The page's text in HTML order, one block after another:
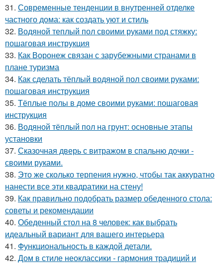
31. Современные тенденции в внутренней отделке
частного дома: как создать уют и стиль
32. Водяной теплый пол своими руками под стяжку:
пошаговая инструкция
33. Как Воронеж связан с зарубежными странами в
плане туризма
34. Как сделать тёплый водяной пол своими руками:
пошаговая инструкция
35. Тёплые полы в доме своими руками: пошаговая
инструкция
36. Водяной тёплый пол на грунт: основные этапы
установки
37. Сказочная дверь с витражом в спальню дочки -
своими руками.
38. Это же сколько терпения нужно, чтобы так аккуратно
нанести все эти квадратики на стену!
39. Как правильно подобрать размер обеденного стола:
советы и рекомендации
40. Обеденный стол на 8 человек: как выбрать
идеальный вариант для вашего интерьера
41. Функциональность в каждой детали.
42. Дом в стиле неоклассики - гармония традиций и